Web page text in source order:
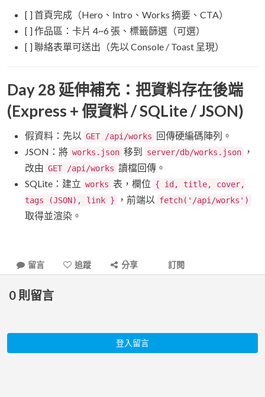
[ ] 首頁完成（Hero、Intro、Works 摘要、CTA）
[ ] 作品區：卡片 4~6 張、標籤篩選（可選）
[ ] 聯絡表單可送出（先以 Console / Toast 呈現）
Day 28 延伸補充：把資料存在後端
(Express + 假資料 / SQLite / JSON)
假資料：先以 GET /api/works 回傳硬編碼陣列。
JSON：將 works.json 移到 server/db/works.json
，
改由 GET /api/works 讀檔回傳。
SQLite：建立 works 表，欄位 { id, title, cover,
tags (JSON), link }
，前端以 fetch('/api/works')
取得並渲染。
留言 追蹤 分享 訂閱
0 則留言
登入留言